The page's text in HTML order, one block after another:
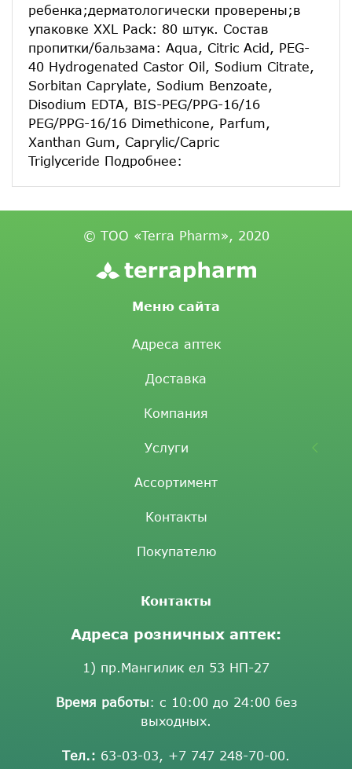
ребенка;дерматологически проверены;в
упаковке XXL Pack: 80 штук. Состав
пропитки/бальзама: Aqua, Citric Acid, PEG-
40 Hydrogenated Castor Oil, Sodium Citrate,
Sorbitan Caprylate, Sodium Benzoate,
Disodium EDTA, BIS-PEG/PPG-16/16
PEG/PPG-16/16 Dimethicone, Parfum,
Xanthan Gum, Caprylic/Capric
Triglyceride Подробнее:
© ТОО «Terra Pharm», 2020
Меню сайта
Адреса аптек
Доставка
Компания
Услуги
Ассортимент
Контакты
Покупателю
Контакты
Адреса розничных аптек:
1) пр.Мангилик ел 53 НП-27
Время работы: с 10:00 до 24:00 без
выходных.
Тел.: 63-03-03, +7 747 248-70-00.